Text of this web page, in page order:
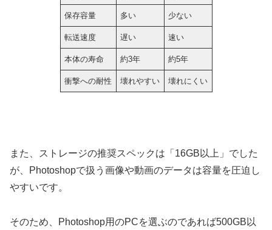
保存容量 多い 少ない
転送速度 遅い 速い
本体の寿命 約3年 約5年
衝撃への耐性 壊れやすい 壊れにくい
また、ストレージの推奨スペックは「16GB以上」でした
が、Photoshopで扱う画像や動画のデータは容量を圧迫し
やすいです。
そのため、Photoshop用のPCを選ぶのであれば500GB以